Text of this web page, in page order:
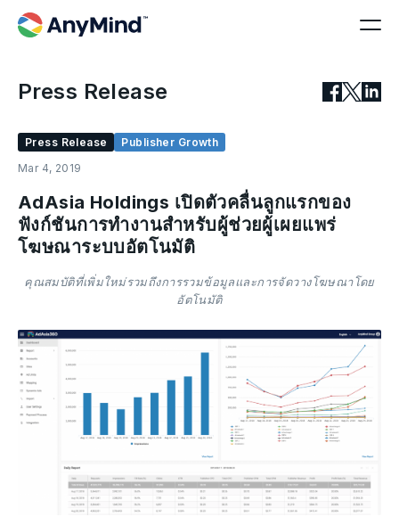
Press Release
Press Release
Publisher Growth
Mar 4, 2019
AdAsia Holdings เปิดตัวคลื่นลูกแรกของ
ฟังก์ชันการทำงานสำหรับผู้ช่วยผู้เผยแพร่
โฆษณาระบบอัตโนมัติ
คุณสมบัติที่เพิ่มใหม่รวมถึงการรวมข้อมูลและการจัดวางโฆษณาโดย
อัตโนมัติ